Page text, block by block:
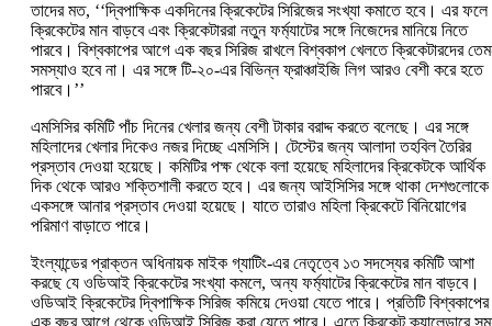
তাদের মত, ‘‘দ্বিপাক্ষিক একদিনের ক্রিকেটের সিরিজের সংখ্যা কমাতে হবে। এর ফলে
ক্রিকেটের মান বাড়বে এবং ক্রিকেটাররা নতুন ফর্ম্যাটের সঙ্গে নিজেদের মানিয়ে নিতে
পারবে। বিশ্বকাপের আগে এক বছর সিরিজ রাখলে বিশ্বকাপ খেলতে ক্রিকেটারদের
সমস্যাও হবে না। এর সঙ্গে টি-২০-এর বিভিন্ন ফ্রাঞ্চাইজি লিগ আরও বেশী করে হতে
পারবে।’’
এমসিসির কমিটি পাঁচ দিনের খেলার জন্য বেশী টাকার বরাদ্দ করতে বলেছে। এর সঙ্গে
মহিলাদের খেলার দিকেও নজর দিচ্ছে এমসিসি। টেস্টের জন্য আলাদা তহবিল তৈরির
প্রস্তাব দেওয়া হয়েছে। কমিটির পক্ষ থেকে বলা হয়েছে মহিলাদের ক্রিকেটকে আর্থিক
দিক থেকে আরও শক্তিশালী করতে হবে। এর জন্য আইসিসির সঙ্গে থাকা দেশগুলোকে
একসঙ্গে আনার প্রস্তাব দেওয়া হয়েছে। যাতে তারাও মহিলা ক্রিকেটে বিনিয়োগের
পরিমাণ বাড়াতে পারে।
ইংল্যান্ডের প্রাক্তন অধিনায়ক মাইক গ্যাটিং-এর নেতৃত্বে ১৩ সদস্যের কমিটি আশা
করছে যে ওডিআই ক্রিকেটের সংখ্যা কমলে, অন্য ফর্ম্যাটের ক্রিকেটের মান বাড়বে।
ওডিআই ক্রিকেটের দ্বিপাক্ষিক সিরিজ কমিয়ে দেওয়া যেতে পারে। প্রতিটি বিশ্বকাপের